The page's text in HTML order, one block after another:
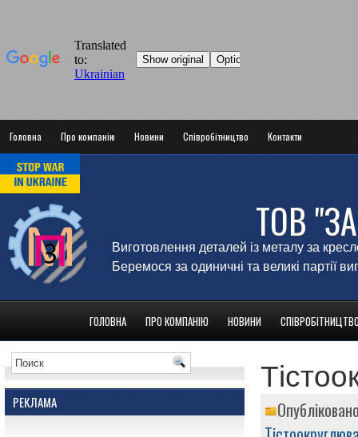
Головна Про компанію Новини Співробітництво Контакти
ТОВ
Виготовлення деталей із металу за
Беремося за одиничні та великі партії
ГОЛОВНА ПРО КОМПАНІЮ НОВИНИ
РЕКЛАМА